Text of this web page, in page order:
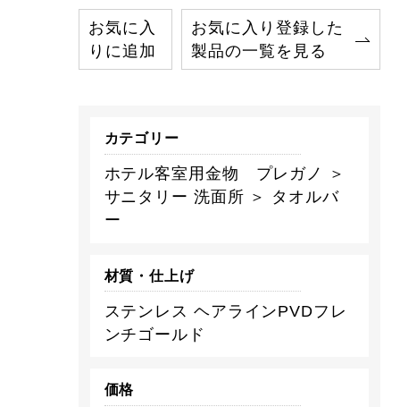
お気に入
りに追加
お気に入り登録した
製品の一覧を見る
カテゴリー
ホテル客室用金物 プレガノ ＞
サニタリー 洗面所 ＞ タオルバ
ー
材質・仕上げ
ステンレス ヘアラインPVDフレ
ンチゴールド
価格